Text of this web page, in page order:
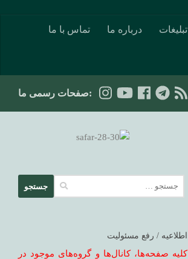
تبلیغات درباره ما تماس با ما
:صفحات رسمی ما
برای:
اطلاعیه / رفع مسئولیت
کلیه صفحه‌ها، کانال‌ها و گروه‌های موجود در